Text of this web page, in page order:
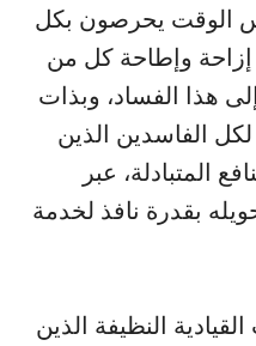
الوقت يحرصون بكل
إزاحة وإطاحة كل من
هذا الفساد، وبذات
الفاسدين الذين
المتبادلة، عبر
بقدرة نافذ لخدمة
النظيفة الذين